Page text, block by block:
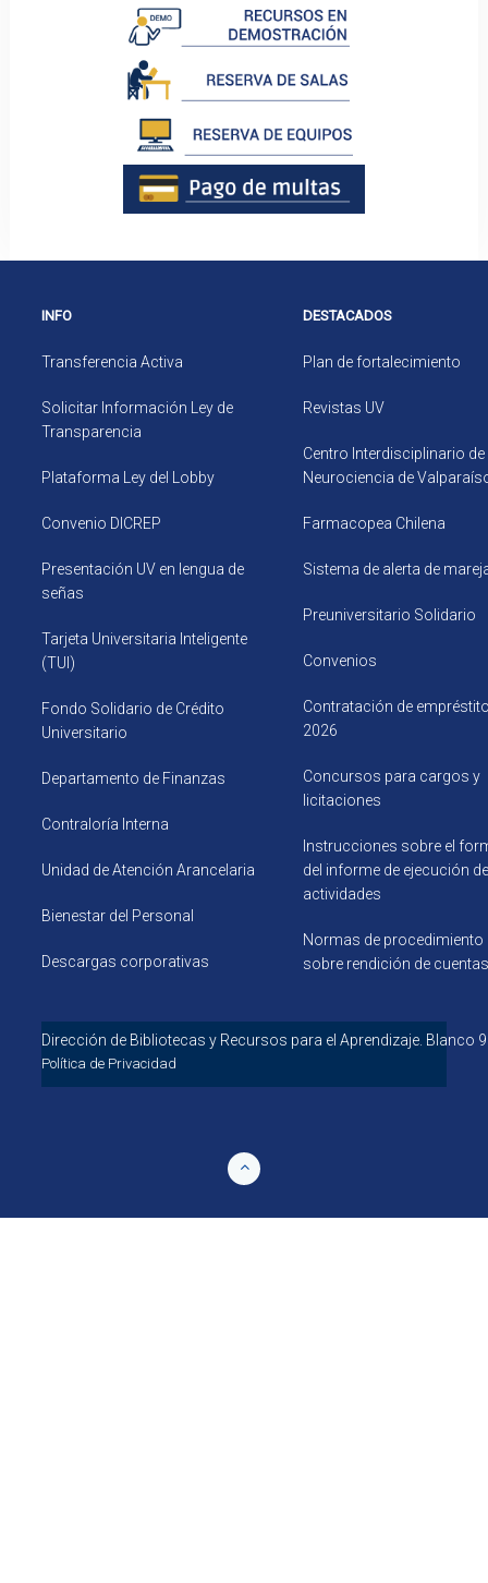
INFO
Transferencia Activa
Solicitar Información Ley de
Transparencia
Plataforma Ley del Lobby
Convenio DICREP
Presentación UV en lengua de
señas
Tarjeta Universitaria Inteligente
(TUI)
Fondo Solidario de Crédito
Universitario
Departamento de Finanzas
Contraloría Interna
Unidad de Atención Arancelaria
Bienestar del Personal
Descargas corporativas
DESTACADOS
Plan de fortalecimiento
Revistas UV
Centro Interdisciplinario de
Neurociencia de
Farmacopea Chilena
Sistema de alerta de
Preuniversitario Solidario
Convenios
Contratación de
2026
Concursos para cargos y
licitaciones
Instrucciones sobre el
del informe de ejecución de
actividades
Normas de procedimiento
sobre rendición de cuentas
Dirección de Bibliotecas y Recursos para el
Política de Privacidad